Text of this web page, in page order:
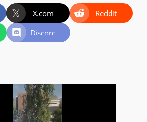
X.com
Reddit
Discord